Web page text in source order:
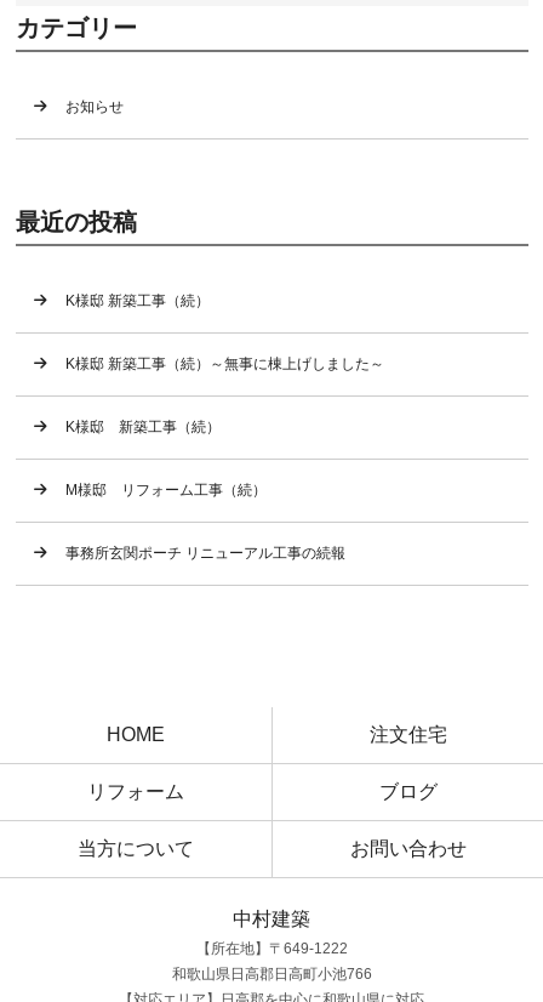
カテゴリー
お知らせ
最近の投稿
K様邸 新築工事（続）
K様邸 新築工事（続）～無事に棟上げしました～
K様邸 新築工事（続）
M様邸 リフォーム工事（続）
事務所玄関ポーチ リニューアル工事の続報
HOME 注文住宅
リフォーム ブログ
当方について お問い合わせ
中村建築
【所在地】〒649-1222
和歌山県日高郡日高町小池766